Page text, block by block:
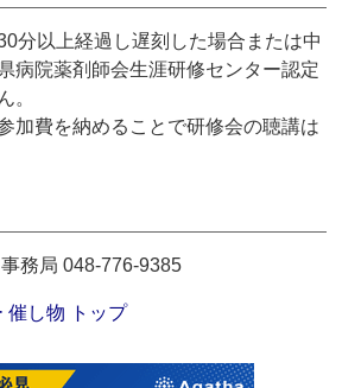
分以上経過し遅刻した場合または中
病院薬剤師会生涯研修センター認定
。
加費を納めることで研修会の聴講は
務局 048-776-9385
催し物 トップ